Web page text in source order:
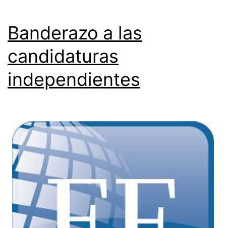
Banderazo a las
candidaturas
independientes